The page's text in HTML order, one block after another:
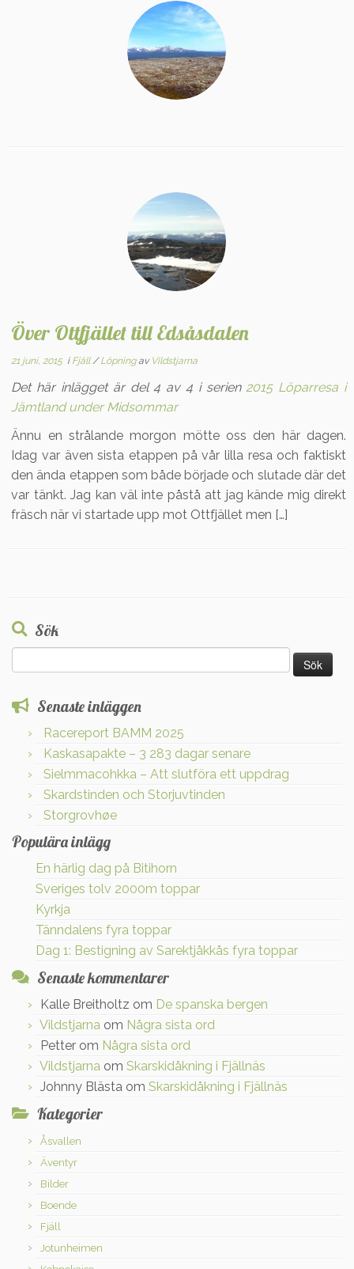
Över Ottfjället till Edsåsdalen
21 juni, 2015i Fjäll/Löpningav Vildstjarna
Det här inlägget är del 4 av 4 i serien 2015 Löparresa i
Jämtland under Midsommar
Ännu en strålande morgon mötte oss den här dagen.
Idag var även sista etappen på vår lilla resa och faktiskt
den ända etappen som både började och slutade där det
var tänkt. Jag kan väl inte påstå att jag kände mig direkt
fräsch när vi startade upp mot Ottfjället men […]
Sök
efter:
Senaste inläggen
Racereport BAMM 2025
Kaskasapakte – 3 283 dagar senare
Sielmmacohkka – Att slutföra ett uppdrag
Skardstinden och Storjuvtinden
Storgrovhøe
Populära inlägg
En härlig dag på Bitihorn
Sveriges tolv 2000m toppar
Kyrkja
Tänndalens fyra toppar
Dag 1: Bestigning av Sarektjåkkås fyra toppar
Senaste kommentarer
Kalle Breitholtz om De spanska bergen
Vildstjarna om Några sista ord
Petter om Några sista ord
Vildstjarna om Skarskidåkning i Fjällnäs
Johnny Blästa om Skarskidåkning i Fjällnäs
Kategorier
Åsvallen
Äventyr
Bilder
Boende
Fjäll
Jotunheimen